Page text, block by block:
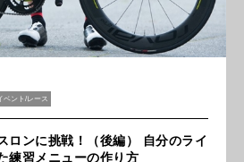
ベント/レース
ロンに挑戦！（後編） 自分のライ
練習メニューの作り方